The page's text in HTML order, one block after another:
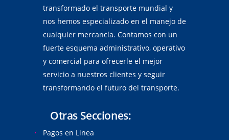
transformado el transporte mundial y
nos hemos especializado en el manejo de
cualquier mercancía. Contamos con un
fuerte esquema administrativo, operativo
y comercial para ofrecerle el mejor
servicio a nuestros clientes y seguir
transformando el futuro del transporte.
Otras Secciones:
Pagos en Linea